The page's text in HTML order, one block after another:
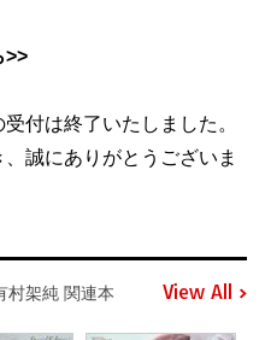
>>
付は終了いたしました。
誠にありがとうございま
村架純 関連本 View All